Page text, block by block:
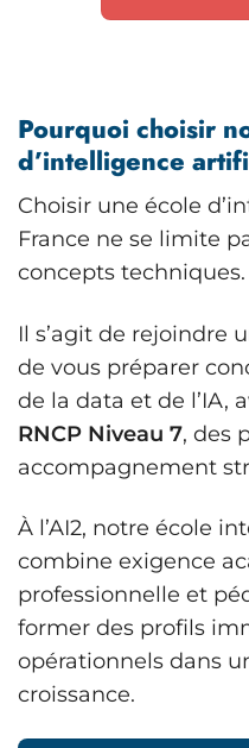
Pourquoi choisir
d’intelligence
Choisir une école
France ne se limite
concepts techniques.
Il s’agit de rejoindre
de vous préparer
de la data et de l’IA,
RNCP Niveau 7, des
accompagnement
À l’AI2, notre école
combine exigence
professionnelle et
former des profils
opérationnels dans
croissance.